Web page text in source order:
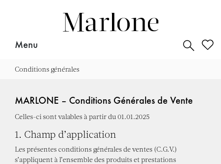
Menu
Conditions générales
MARLONE – Conditions Générales de Vente
Celles-ci sont valables à partir du 01.01.2025
1. Champ d’application
Les présentes conditions générales de ventes (C.G.V.)
s’appliquent à l’ensemble des produits et prestations